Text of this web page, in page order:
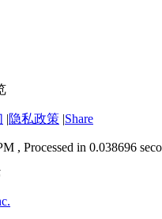
|隐私政策 |Share
, Processed in 0.038696